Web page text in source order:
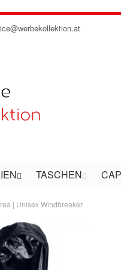
TASCHEN
| Unisex Windbreaker